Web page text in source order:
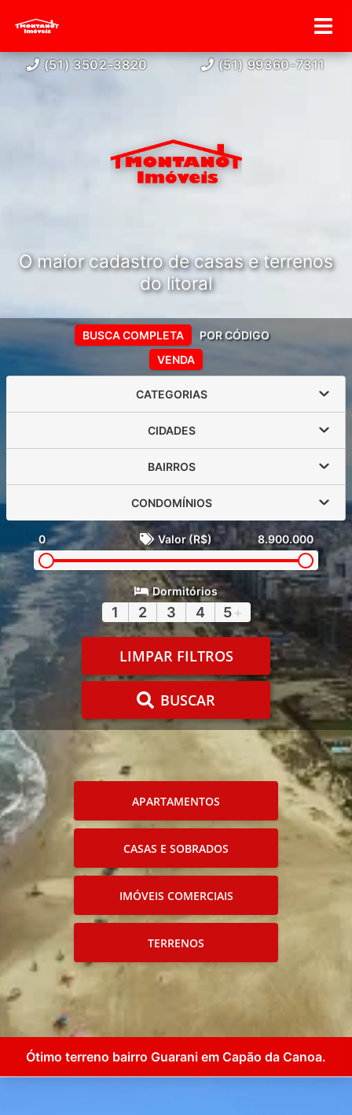
(51) 3502-3820 (51) 99360-7311
O maior cadastro de casas e terrenos
do litoral
VENDA
BUSCA COMPLETA POR CÓDIGO
CATEGORIAS
CIDADES
BAIRROS
CONDOMÍNIOS
0 Valor (R$) 8.900.000
Dormitórios
1 2 3 4 5 +
LIMPAR FILTROS
BUSCAR
APARTAMENTOS
CASAS E SOBRADOS
IMÓVEIS COMERCIAIS
TERRENOS
Ótimo terreno bairro Guarani em Capão da Canoa.